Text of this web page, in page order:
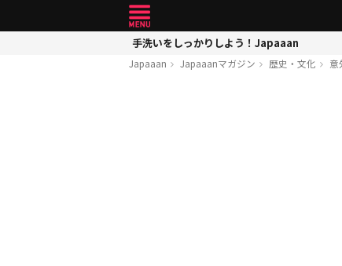
手洗いをしっかりしよう！Japaaan
Japaaan Japaaanマガジン 歴史・文化 意